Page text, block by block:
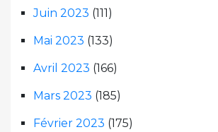
Juin 2023 (111)
Mai 2023 (133)
Avril 2023 (166)
Mars 2023 (185)
Février 2023 (175)